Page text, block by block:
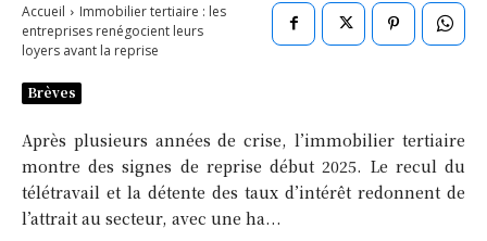
Accueil
Immobilier tertiaire : les
entreprises renégocient leurs
loyers avant la reprise
Brèves
Après plusieurs années de crise, l’immobilier tertiaire
montre des signes de reprise début 2025. Le recul du
télétravail et la détente des taux d’intérêt redonnent de
l’attrait au secteur, avec une ha...